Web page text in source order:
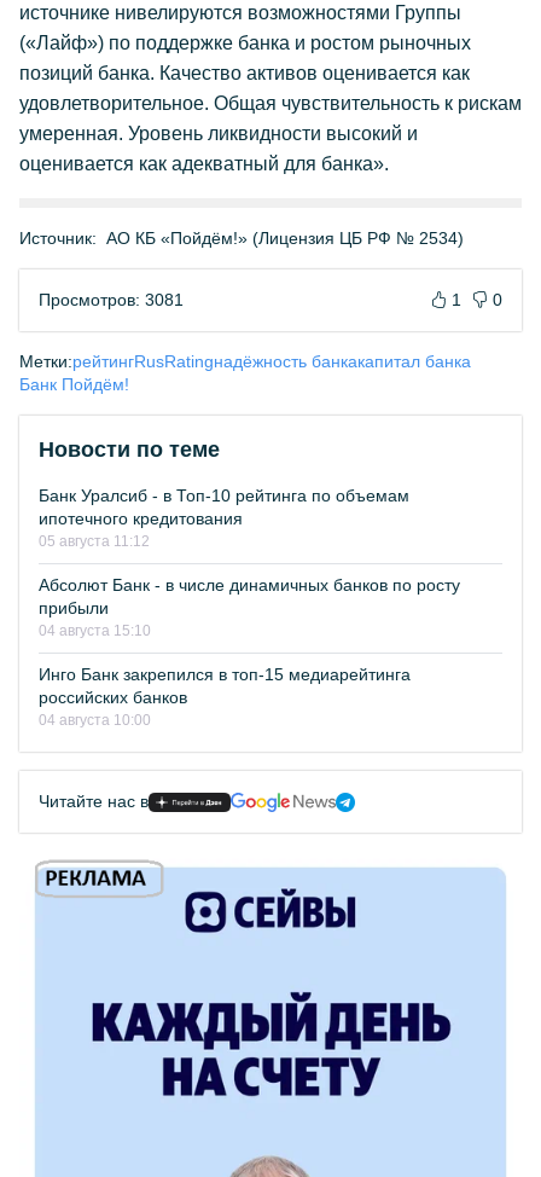
источнике нивелируются возможностями Группы
(«Лайф») по поддержке банка и ростом рыночных
позиций банка. Качество активов оценивается как
удовлетворительное. Общая чувствительность к рискам
умеренная. Уровень ликвидности высокий и
оценивается как адекватный для банка».
Источник: АО КБ «Пойдём!» (Лицензия ЦБ РФ № 2534)
Просмотров: 3081 1 0
Метки:рейтингRusRatingнадёжность банкакапитал банка
Банк Пойдём!
Новости по теме
Банк Уралсиб - в Топ-10 рейтинга по объемам
ипотечного кредитования
05 августа 11:12
Абсолют Банк - в числе динамичных банков по росту
прибыли
04 августа 15:10
Инго Банк закрепился в топ-15 медиарейтинга
российских банков
04 августа 10:00
Читайте нас в